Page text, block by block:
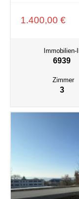
1.400,00 €
Immobilien-
6939
Zimmer
3